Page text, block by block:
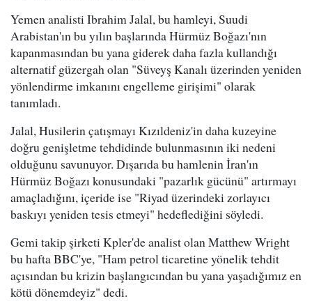
Yemen analisti Ibrahim Jalal, bu hamleyi, Suudi
Arabistan'ın bu yılın başlarında Hürmüz Boğazı'nın
kapanmasından bu yana giderek daha fazla kullandığı
alternatif güzergah olan "Süveyş Kanalı üzerinden yeniden
yönlendirme imkanını engelleme girişimi" olarak
tanımladı.
Jalal, Husilerin çatışmayı Kızıldeniz'in daha kuzeyine
doğru genişletme tehdidinde bulunmasının iki nedeni
olduğunu savunuyor. Dışarıda bu hamlenin İran'ın
Hürmüz Boğazı konusundaki "pazarlık gücünü" artırmayı
amaçladığını, içeride ise "Riyad üzerindeki zorlayıcı
baskıyı yeniden tesis etmeyi" hedeflediğini söyledi.
Gemi takip şirketi Kpler'de analist olan Matthew Wright
bu hafta BBC'ye, "Ham petrol ticaretine yönelik tehdit
açısından bu krizin başlangıcından bu yana yaşadığımız en
kötü dönemdeyiz" dedi.